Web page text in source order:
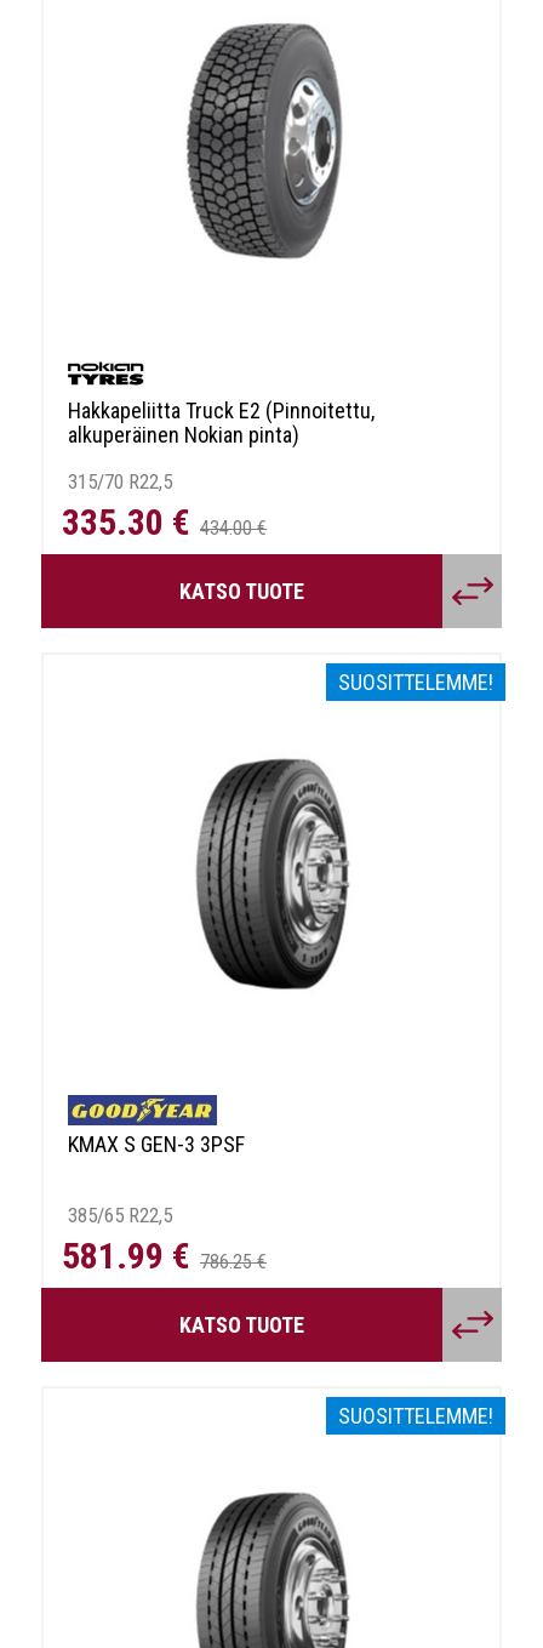
Hakkapeliitta Truck E2 (Pinnoitettu,
alkuperäinen Nokian pinta)
315/70 R22,5
335.30 € 434.00 €
KATSO TUOTE
SUOSITTELEMME!
KMAX S GEN-3 3PSF
385/65 R22,5
581.99 € 786.25 €
KATSO TUOTE
SUOSITTELEMME!